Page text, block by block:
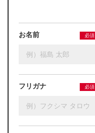
お名前 必須
フリガナ 必須